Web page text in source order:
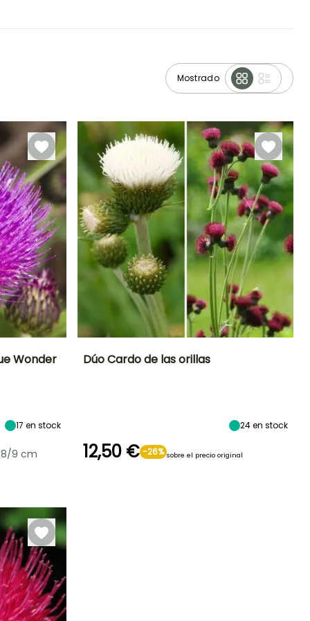
Mostrado
Wonder
17 en stock
9 cm
Dúo Cardo de las orillas
24en stock
12,50 € -26% sobre el precio original